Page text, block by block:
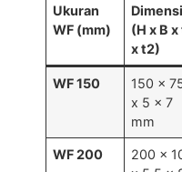
Ukuran
WF (mm)
Dimensi
(H x B x
x t2)
WF 150
150 x
x 5 x 7
mm
WF 200
200 x